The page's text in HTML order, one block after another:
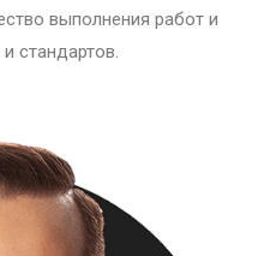
выполнения работ и
стандартов.